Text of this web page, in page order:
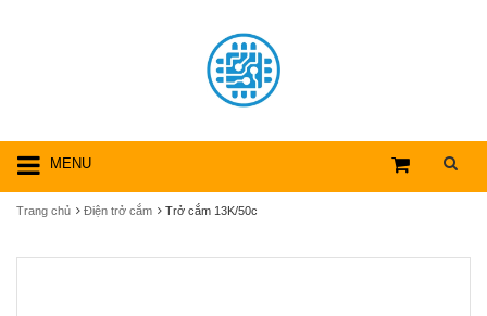
MENU
Trang chủ Điện trở cắm Trở cắm 13K/50c